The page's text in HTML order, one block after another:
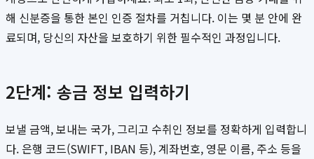
해 신분증을 통한 본인 인증 절차를 거칩니다. 이는 몇 분 안에 완
료되며, 당신의 자산을 보호하기 위한 필수적인 과정입니다.
2단계: 송금 정보 입력하기
보낼 금액, 보내는 국가, 그리고 수취인 정보를 정확하게 입력합니
다. 은행 코드(SWIFT, IBAN 등), 계좌번호, 영문 이름, 주소 등을